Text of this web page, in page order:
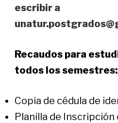
escribir a
Recaudos para
todos los semestres:
Copia de cédula de
Planilla de